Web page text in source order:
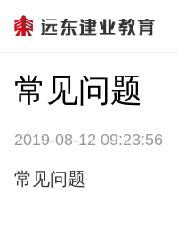
常见问题
2019-08-12 09:23:56
常见问题